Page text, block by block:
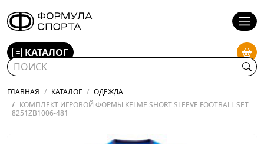
КАТАЛОГ
ГЛАВНАЯ КАТАЛОГ
ОДЕЖДА
КОМПЛЕКТ ИГРОВОЙ ФОРМЫ KELME SHORT SLEEVE FOOTBALL SET
8251ZB1006-481